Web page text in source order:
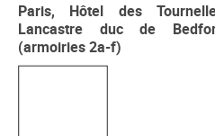
Paris, Hôtel des
Lancastre duc de
(armoiries 2a-f)